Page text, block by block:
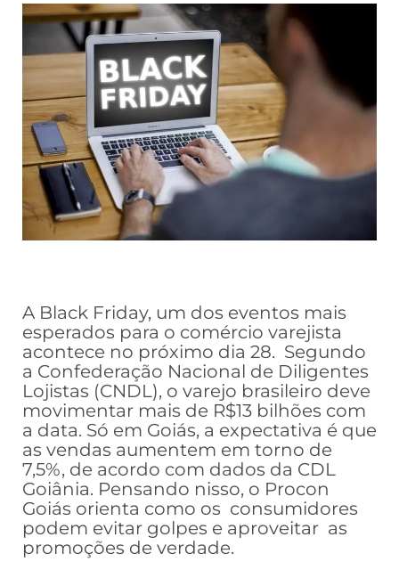
A Black Friday, um dos eventos mais
esperados para o comércio varejista
acontece no próximo dia 28. Segundo
a Confederação Nacional de Diligentes
Lojistas (CNDL), o varejo brasileiro deve
movimentar mais de R$13 bilhões com
a data. Só em Goiás, a expectativa é que
as vendas aumentem em torno de
7,5%, de acordo com dados da CDL
Goiânia. Pensando nisso, o Procon
Goiás orienta como os consumidores
podem evitar golpes e aproveitar as
promoções de verdade.